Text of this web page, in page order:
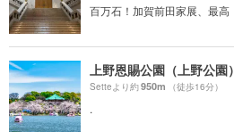
百万石！加賀前田家展、最高
上野恩賜公園（上野公園）
Setteより約950m （徒歩16分）
.